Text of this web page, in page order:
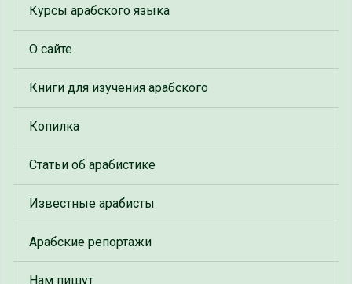
Курсы арабского языка
О сайте
Книги для изучения арабского
Копилка
Статьи об арабистике
Известные арабисты
Арабские репортажи
Нам пишут